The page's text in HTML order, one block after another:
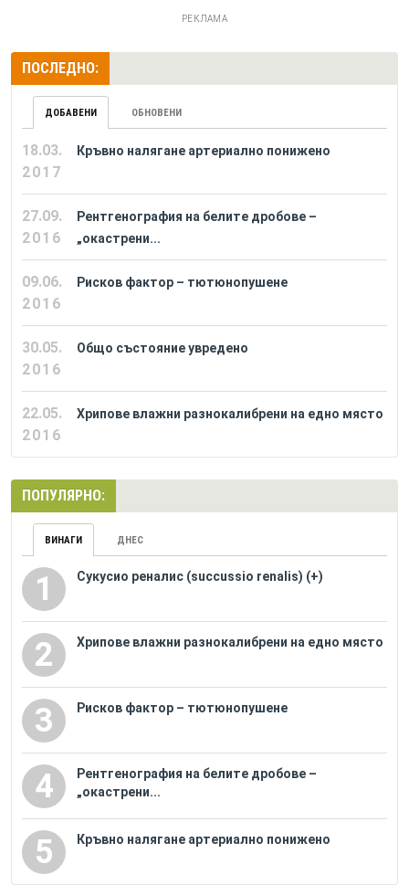
РЕКЛАМА
ПОСЛЕДНО:
ДОБАВЕНИ ОБНОВЕНИ
18.03.
2017
Кръвно налягане артериално понижено
27.09.
2016
Рентгенография на белите дробове –
„окастрени...
09.06.
2016
Рисков фактор – тютюнопушене
30.05.
2016
Общо състояние увредено
22.05.
2016
Хрипове влажни разнокалибрени на едно място
ПОПУЛЯРНО:
ВИНАГИ ДНЕС
1 Сукусио реналис (succussio renalis) (+)
2 Хрипове влажни разнокалибрени на едно място
3 Рисков фактор – тютюнопушене
4
Рентгенография на белите дробове –
„окастрени...
5 Кръвно налягане артериално понижено